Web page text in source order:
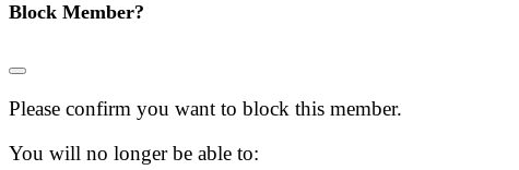
Block Member?
Please confirm you want to block this member.
You will no longer be able to: